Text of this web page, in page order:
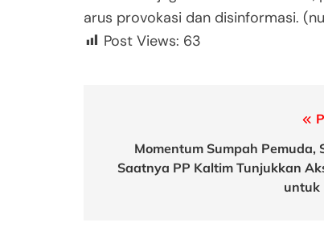
arus provokasi dan disinformasi.
Post Views: 63
navigation
Momentum Sumpah Pemuda,
Saatnya PP Kaltim Tunjukkan
untuk